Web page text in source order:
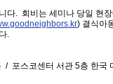
다. 회비는 세미나 당일 현
) 결식아
.
포스코센터 서관 5층 한국